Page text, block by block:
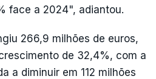
face a 2024", adiantou.
266,9 milhões de euros,
de 32,4%, com a
a diminuir em 112 milhões